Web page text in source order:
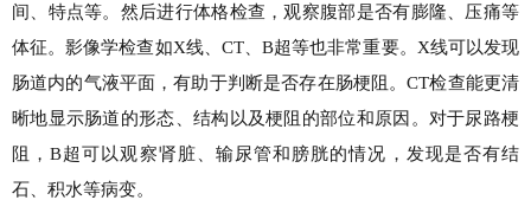
间、特点等。然后进行体格检查，观察腹部是否有膨隆、压痛等
体征。影像学检查如X线、CT、B超等也非常重要。X线可以发现
肠道内的气液平面，有助于判断是否存在肠梗阻。CT检查能更清
晰地显示肠道的形态、结构以及梗阻的部位和原因。对于尿路梗
阻，B超可以观察肾脏、输尿管和膀胱的情况，发现是否有结
石、积水等病变。